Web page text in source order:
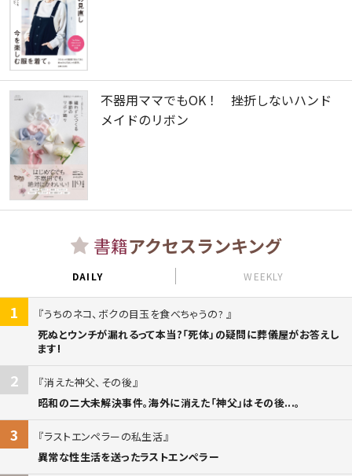
不器用ママでもOK！ 挫折しないハンド
メイドのリボン
書籍アクセスランキング
DAILY WEEKLY
1
うちのネコ、ボクの目玉を食べちゃうの?
死ぬとウンチが漏れるって本当?「死体」の疑問に葬儀屋がお答えし
ます!
2
消えた神父、その後
昭和の二大未解決事件。海外に消えた「神父」はその後...。
3
ラストエンペラーの私生活
異常な性生活を送ったラストエンペラー